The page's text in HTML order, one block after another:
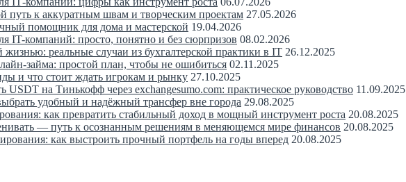
путь к аккуратным швам и творческим проектам 27.05.2026
помощник для дома и мастерской 19.04.2026
IT-компаний: просто, понятно и без сюрпризов 08.02.2026
реальные случаи из бухгалтерской практики в IT 26.12.2025
займа: простой план, чтобы не ошибиться 02.11.2025
и что стоит ждать игрокам и рынку 27.10.2025
USDT на Тинькофф через exchangesumo.com: практическое руководство 11.09.2025
удобный и надёжный трансфер вне города 29.08.2025
как превратить стабильный доход в мощный инструмент роста 20.08.2025
— путь к осознанным решениям в меняющемся мире финансов 20.08.2025
как выстроить прочный портфель на годы вперед 20.08.2025